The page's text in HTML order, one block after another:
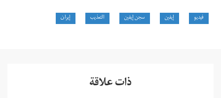
فيديو إيفين سجن إيفين التعذيب إيران
ذات علاقة